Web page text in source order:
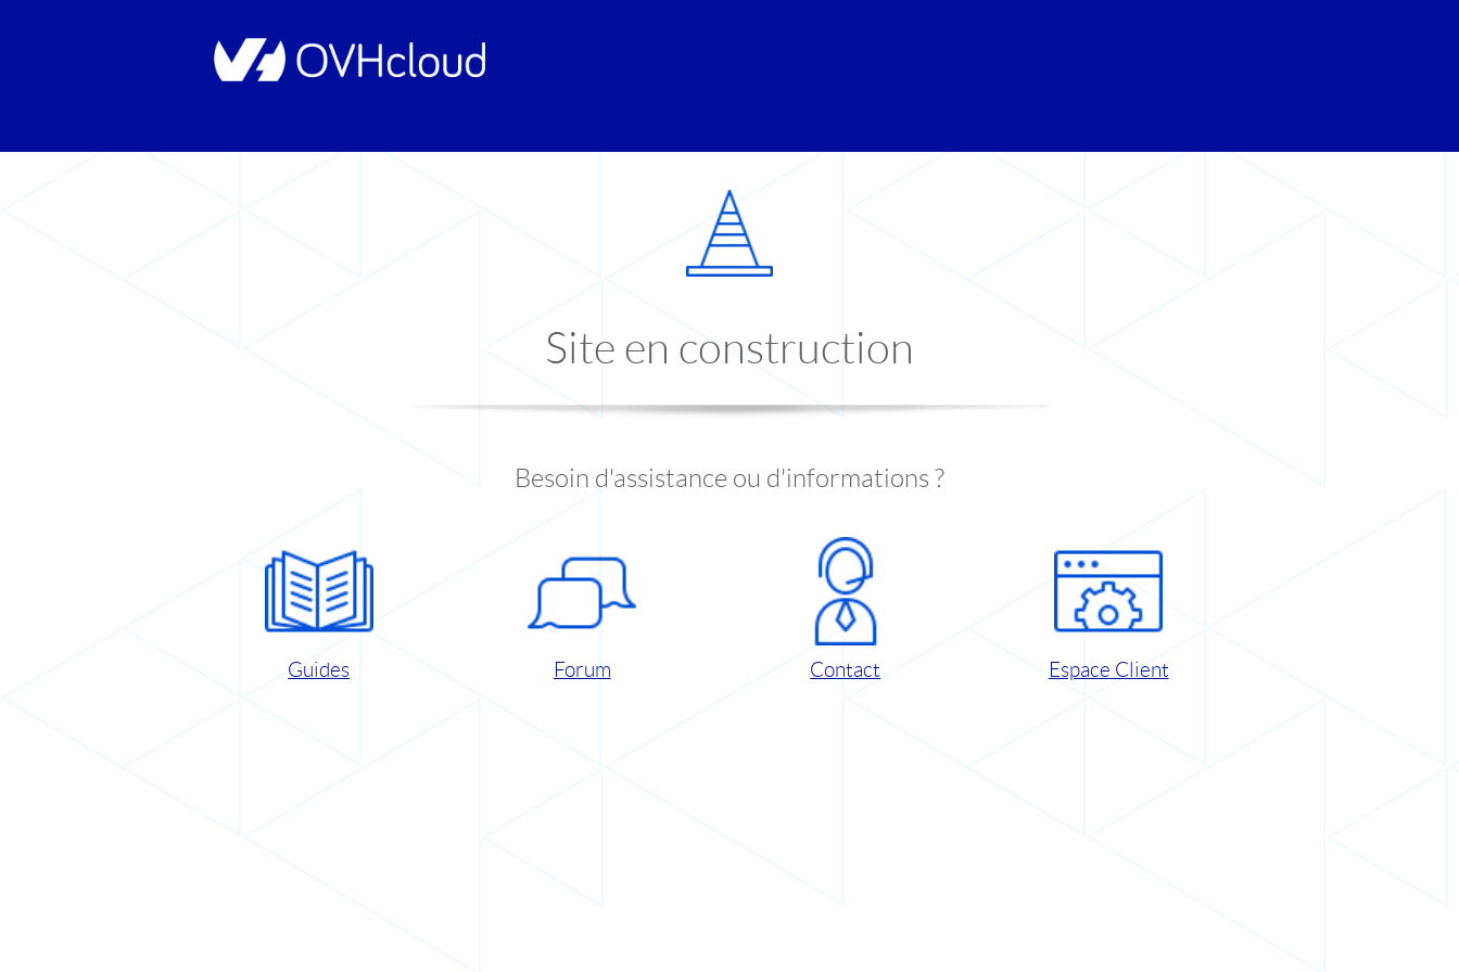
Site en construction
Besoin d'assistance ou d'informations ?
Guides Forum Contact Espace Client